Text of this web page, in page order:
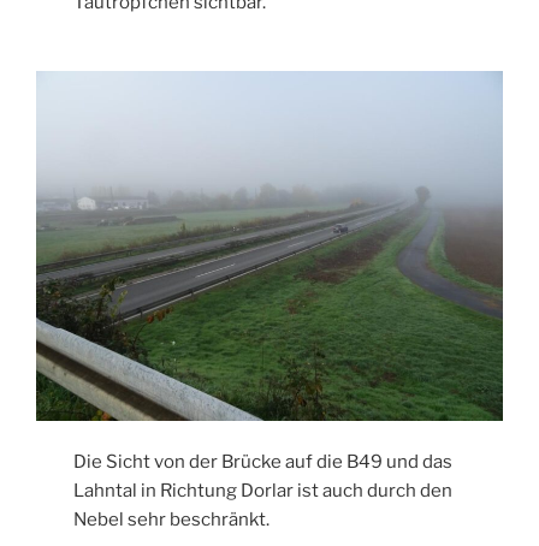
Die Sicht von der Brücke auf die B49 und das
Lahntal in Richtung Dorlar ist auch durch den
Nebel sehr beschränkt.